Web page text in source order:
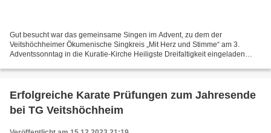
Gut besucht war das gemeinsame Singen im Advent, zu dem der
Veitshöchheimer Ökumenische Singkreis „Mit Herz und Stimme“ am 3.
Adventssonntag in die Kuratie-Kirche Heiligste Dreifaltigkeit eingeladen
Erfolgreiche Karate Prüfungen zum Jahresende
bei TG Veitshöchheim